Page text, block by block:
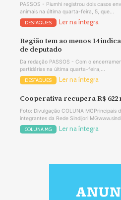
PASSOS - Piumhi registrou dois casos
animais na última quarta-feira, 5, que...
DESTAQUES Ler na íntegra
Região tem ao menos 14
de deputado
Da redação PASSOS - Com o
partidárias na última quarta-feira,...
DESTAQUES Ler na íntegra
Cooperativa recupera R$
Foto: Divulgação COLUNA MGPrincipais
integrantes da Rede Sindijori
COLUNA MG Ler na íntegra